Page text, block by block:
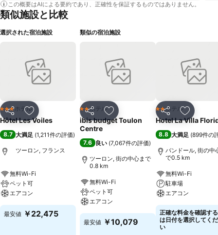
この概要はAIによる要約であり、正確性を保証するものではありません。
類似施設と比較
選択された宿泊施設
シェア お気に入りに追加
3 ホテルのランク
ホテル
Hôtel Les Voiles
8.7 大満足 (1,211件の評価)
ツーロン, フランス
無料Wi-Fi
ペット可
エアコン
最安値 ￥22,475
類似の宿泊施設
シェア お気に入りに追加
2 ホテルのランク
ホテル
ibis budget Toulon
Centre
7.6 良い (7,067件の評価)
ツーロン, 街の中心まで
0.8 km
無料Wi-Fi
ペット可
エアコン
最安値 ￥10,079
シェア お気に入
2 ホテルのランク
ホテル
Hotel La Villa
8.8 大満足 (899件の
バンドール, 街の中
で0.5 km
無料Wi-Fi
駐車場
エアコン
正確な料金を確認す
は日付を選択してく
い